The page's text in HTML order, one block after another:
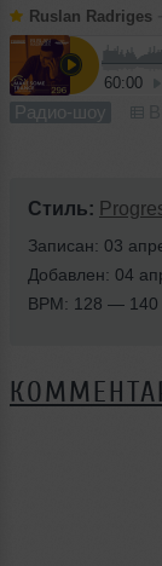
Ruslan Radriges
60:00
Радио-шоу
Стиль:
Записан: 03
Добавлен: 04
BPM: 128 — 140